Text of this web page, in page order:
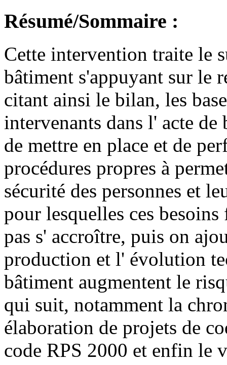
Résumé/Sommaire :
Cette intervention traite le
bâtiment s'appuyant sur le
citant ainsi le bilan, les
intervenants dans l' acte de
de mettre en place et de
procédures propres à
sécurité des personnes et
pour lesquelles ces
pas s' accroître, puis on
production et l' évolution
bâtiment augmentent le
qui suit, notamment la
élaboration de projets de
code RPS 2000 et enfin le